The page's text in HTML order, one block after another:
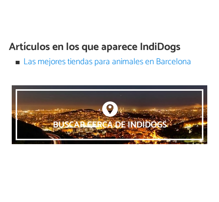
Artículos en los que aparece IndiDogs
Las mejores tiendas para animales en Barcelona
BUSCAR CERCA DE INDIDOGS